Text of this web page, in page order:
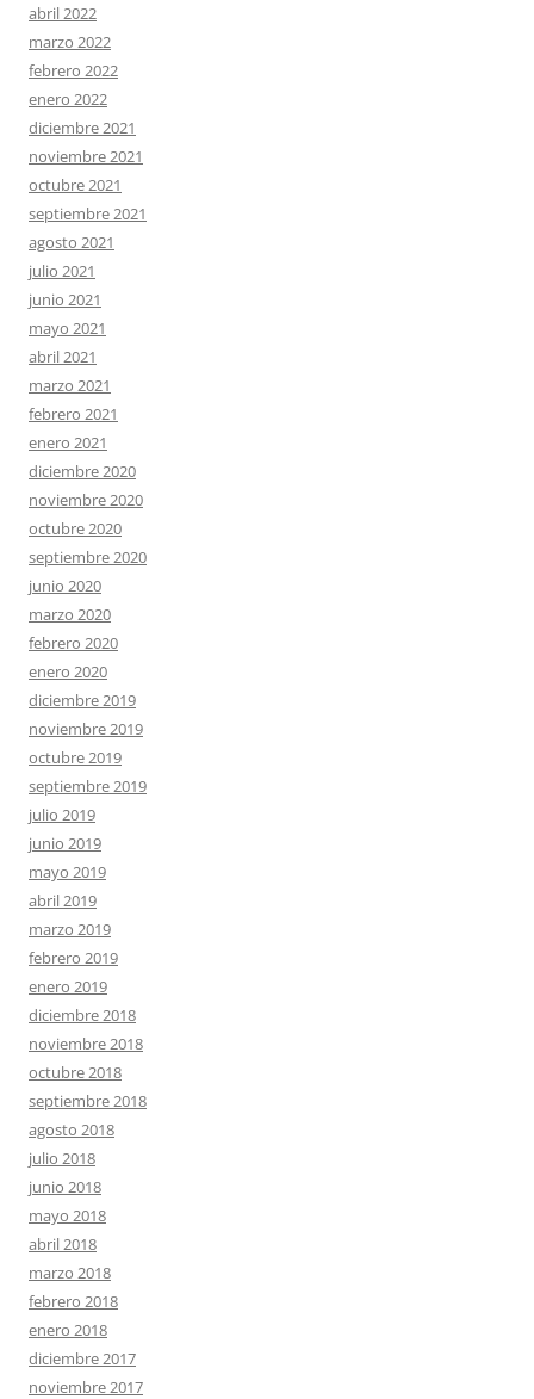
abril 2022
marzo 2022
febrero 2022
enero 2022
diciembre 2021
noviembre 2021
octubre 2021
septiembre 2021
agosto 2021
julio 2021
junio 2021
mayo 2021
abril 2021
marzo 2021
febrero 2021
enero 2021
diciembre 2020
noviembre 2020
octubre 2020
septiembre 2020
junio 2020
marzo 2020
febrero 2020
enero 2020
diciembre 2019
noviembre 2019
octubre 2019
septiembre 2019
julio 2019
junio 2019
mayo 2019
abril 2019
marzo 2019
febrero 2019
enero 2019
diciembre 2018
noviembre 2018
octubre 2018
septiembre 2018
agosto 2018
julio 2018
junio 2018
mayo 2018
abril 2018
marzo 2018
febrero 2018
enero 2018
diciembre 2017
noviembre 2017